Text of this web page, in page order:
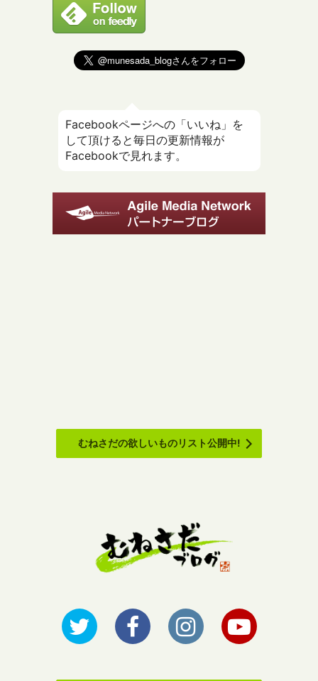
Facebookページへの「いいね」を
して頂けると毎日の更新情報が
Facebookで見れます。
むねさだの欲しいものリスト公開中!